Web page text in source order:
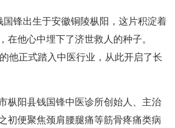
国锋出生于安徽铜陵枞阳，这片积淀着
在他心中埋下了济世救人的种子。
他正式踏入中医行业，从此开启了长
枞阳县钱国锋中医诊所创始人、主治
初便聚焦颈肩腰腿痛等筋骨疼痛类病